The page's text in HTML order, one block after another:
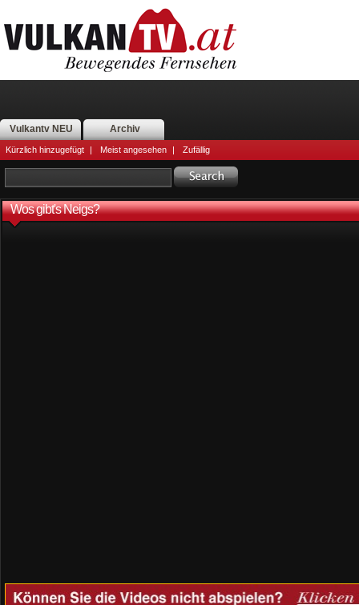
Vulkantv NEU Archiv
Kürzlich hinzugefügt | Meist angesehen | Zufällig
Wos gibt's Neigs?